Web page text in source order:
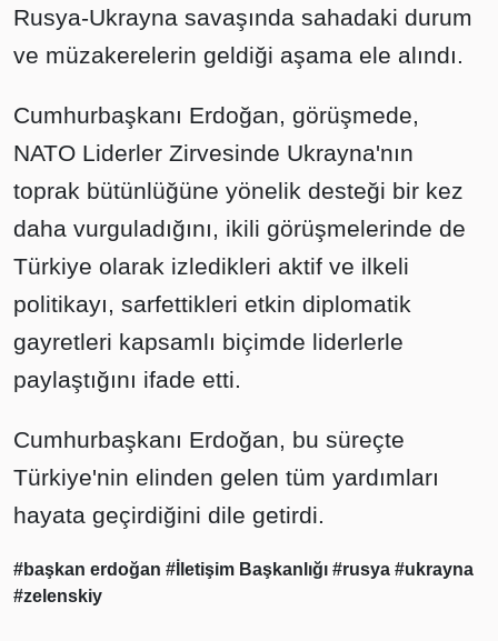
Rusya-Ukrayna savaşında sahadaki durum
ve müzakerelerin geldiği aşama ele alındı.
Cumhurbaşkanı Erdoğan, görüşmede,
NATO Liderler Zirvesinde Ukrayna'nın
toprak bütünlüğüne yönelik desteği bir kez
daha vurguladığını, ikili görüşmelerinde de
Türkiye olarak izledikleri aktif ve ilkeli
politikayı, sarfettikleri etkin diplomatik
gayretleri kapsamlı biçimde liderlerle
paylaştığını ifade etti.
Cumhurbaşkanı Erdoğan, bu süreçte
Türkiye'nin elinden gelen tüm yardımları
hayata geçirdiğini dile getirdi.
#başkan erdoğan #İletişim Başkanlığı #rusya #ukrayna
#zelenskiy